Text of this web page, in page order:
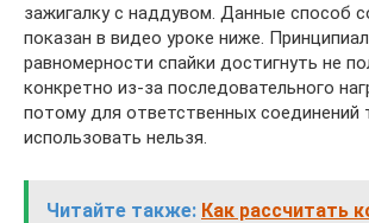
зажигалку с наддувом. Данные способ
показан в видео уроке ниже.
равномерности спайки достигнуть не
конкретно из-за последовательного
потому для ответственных соединений
использовать нельзя.
Читайте также: Как рассчитать